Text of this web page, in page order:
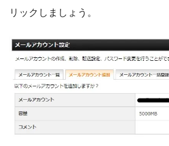
リックしましょう。